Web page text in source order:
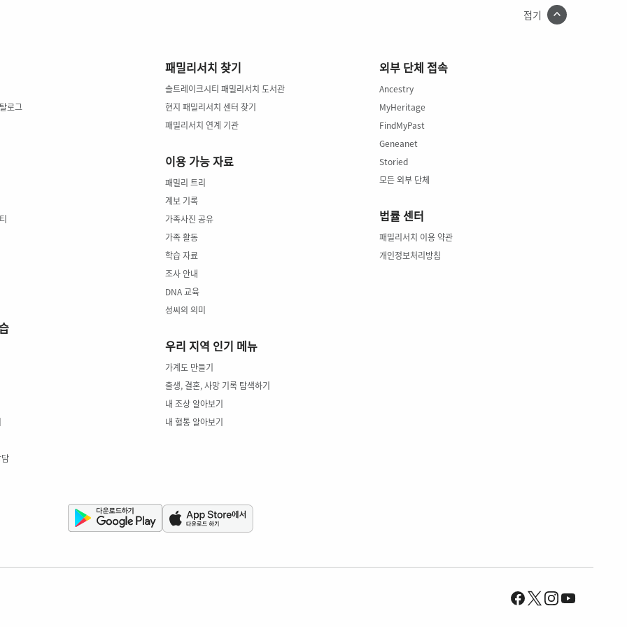
접기
로그
패밀리서치 찾기
솔트레이크시티 패밀리서치 도서관
현지 패밀리서치 센터 찾기
패밀리서치 연계 기관
이용 가능 자료
패밀리 트리
계보 기록
가족사진 공유
가족 활동
학습 자료
조사 안내
DNA 교육
성씨의 의미
우리 지역 인기 메뉴
가계도 만들기
출생, 결혼, 사망 기록 탐색하기
내 조상 알아보기
내 혈통 알아보기
외부 단체 접속
Ancestry
MyHeritage
FindMyPast
Geneanet
Storied
모든 외부 단체
법률 센터
패밀리서치 이용 약관
개인정보처리방침